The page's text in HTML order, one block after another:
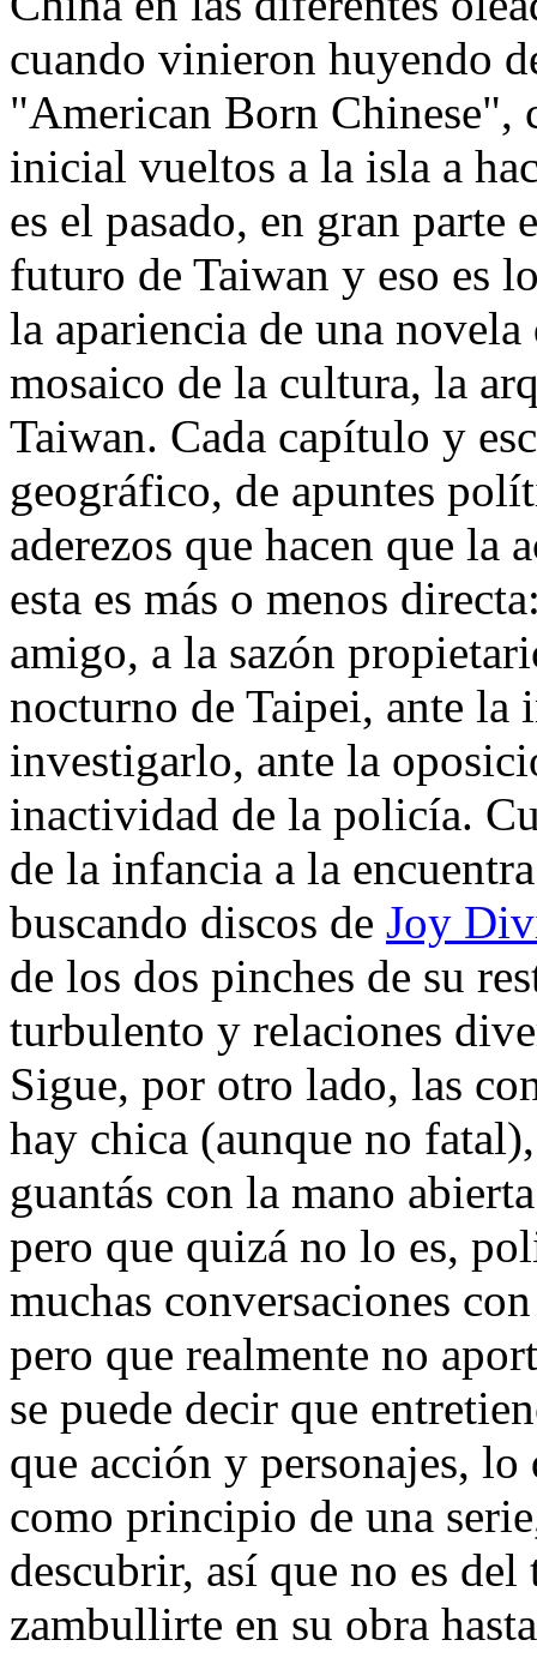
cuando vinieron huyendo
"American Born Chinese",
inicial vueltos a la isla a
es el pasado, en gran parte
futuro de Taiwan y eso es
la apariencia de una
mosaico de la cultura, la
Taiwan. Cada capítulo y
geográfico, de apuntes
aderezos que hacen que la
esta es más o menos
amigo, a la sazón
nocturno de Taipei, ante la
investigarlo, ante la
inactividad de la policía.
de la infancia a la
buscando discos de Joy
de los dos pinches de su
turbulento y relaciones
Sigue, por otro lado, las
hay chica (aunque no
guantás con la mano
pero que quizá no lo es,
muchas conversaciones
pero que realmente no
se puede decir que
que acción y personajes,
como principio de una
descubrir, así que no es
zambullirte en su obra